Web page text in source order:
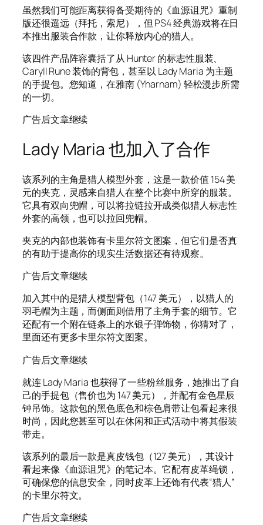
虽然我们可能距离获得备受期待的《血源诅咒》重制
版还很遥远（拜托，索尼），但 PS4 经典游戏将在日
本推出服装合作款，让你释放内心的猎人。
该四件产品阵容囊括了从 Hunter 的标志性服装、
Caryll Rune 装饰的背包，甚至以 Lady Maria 为主题
的手提包。您知道，在雅南 (Yharnam) 轻松漫步所需
的一切。
广告后文章继续
Lady Maria 也加入了合作
该系列的主角是猎人模型外套，这是一款价值 154 美
元的夹克，灵感来自猎人在整个比赛中所穿的服装。
它具有双向兜帽，可以将拉链拉开成类似猎人标志性
外套的高领，也可以拉回兜帽。
夹克的内部也装饰有卡里尔符文图案，但它们是否真
的有助于提高你的现实生活数据还有待观察。
广告后文章继续
加入其中的是猎人模型背包（147 美元），以猎人的
羽毛帽为主题，而侧面则借用了主角手套的细节。它
还配有一个附在链条上的水银子弹饰物，你猜对了，
里面还有更多卡里尔符文图案。
广告后文章继续
就连 Lady Maria 也获得了一些粉丝服务，她推出了自
己的手提包（售价也为 147 美元），并配有金色星辰
钟吊饰。这款包的黑色底色和棕色肩带让包看起来很
时尚，因此您甚至可以在休闲和正式活动中将其假装
带走。
该系列的最后一款是真皮钱包（127 美元），其设计
看起来像《血源诅咒》的笔记本。它配有皮革绳锁，
可确保您的信息安全，同时皮革上还饰有代表“猎人”
的卡里尔符文。
广告后文章继续